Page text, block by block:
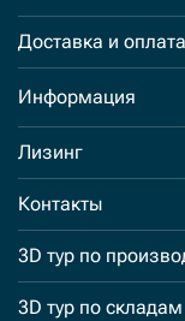
Доставка и оплата
Информация
Лизинг
Контакты
3D тур по
3D тур по складам